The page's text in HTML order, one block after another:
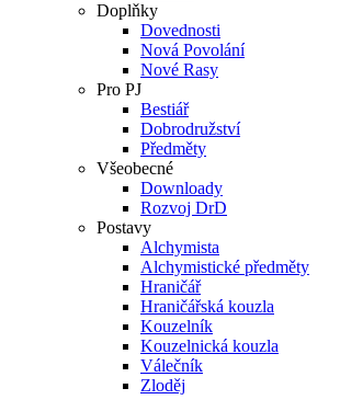
Doplňky
Dovednosti
Nová Povolání
Nové Rasy
Pro PJ
Bestiář
Dobrodružství
Předměty
Všeobecné
Downloady
Rozvoj DrD
Postavy
Alchymista
Alchymistické předměty
Hraničář
Hraničářská kouzla
Kouzelník
Kouzelnická kouzla
Válečník
Zloděj